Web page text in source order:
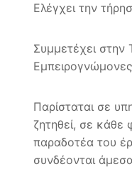
Ελέγχει την
Συμμετέχει στην
Παρίσταται σε
ζητηθεί, σε
παραδοτέα του
συνδέονται